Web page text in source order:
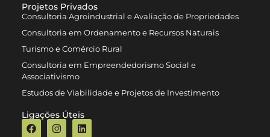
Projetos Privados
Consultoria Agroindustrial e Avaliação de Propriedades
Consultoria em Ordenamento e Recursos Naturais
Turismo e Comércio Rural
Consultoria em Empreendedorismo Social e
Associativismo
Estudos de Viabilidade e Projetos de Investimento
Ligações Úteis